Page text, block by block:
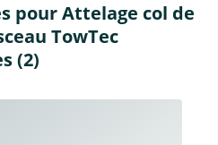
pour Attelage col de
TowTec
(2)